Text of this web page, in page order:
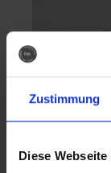
Zustimmung
Diese